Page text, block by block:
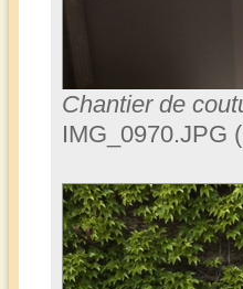
Chantier de
IMG_0970.JPG